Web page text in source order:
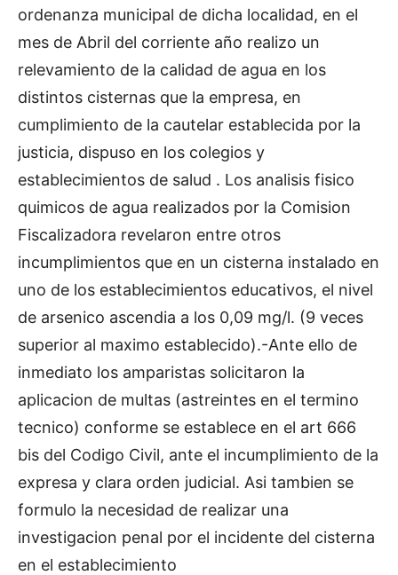
ordenanza municipal de dicha localidad, en el
mes de Abril del corriente año realizo un
relevamiento de la calidad de agua en los
distintos cisternas que la empresa, en
cumplimiento de la cautelar establecida por la
justicia, dispuso en los colegios y
establecimientos de salud . Los analisis fisico
quimicos de agua realizados por la Comision
Fiscalizadora revelaron entre otros
incumplimientos que en un cisterna instalado en
uno de los establecimientos educativos, el nivel
de arsenico ascendia a los 0,09 mg/l. (9 veces
superior al maximo establecido).-Ante ello de
inmediato los amparistas solicitaron la
aplicacion de multas (astreintes en el termino
tecnico) conforme se establece en el art 666
bis del Codigo Civil, ante el incumplimiento de la
expresa y clara orden judicial. Asi tambien se
formulo la necesidad de realizar una
investigacion penal por el incidente del cisterna
en el establecimiento